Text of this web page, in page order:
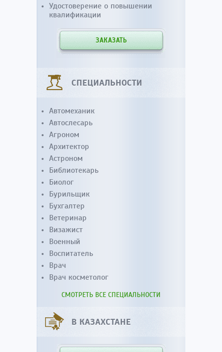
Удостоверение о повышении
квалификации
ЗАКАЗАТЬ
СПЕЦИАЛЬНОСТИ
Автомеханик
Автослесарь
Агроном
Архитектор
Астроном
Библиотекарь
Биолог
Бурильщик
Бухгалтер
Ветеринар
Визажист
Военный
Воспитатель
Врач
Врач косметолог
СМОТРЕТЬ ВСЕ СПЕЦИАЛЬНОСТИ
В КАЗАХСТАНЕ